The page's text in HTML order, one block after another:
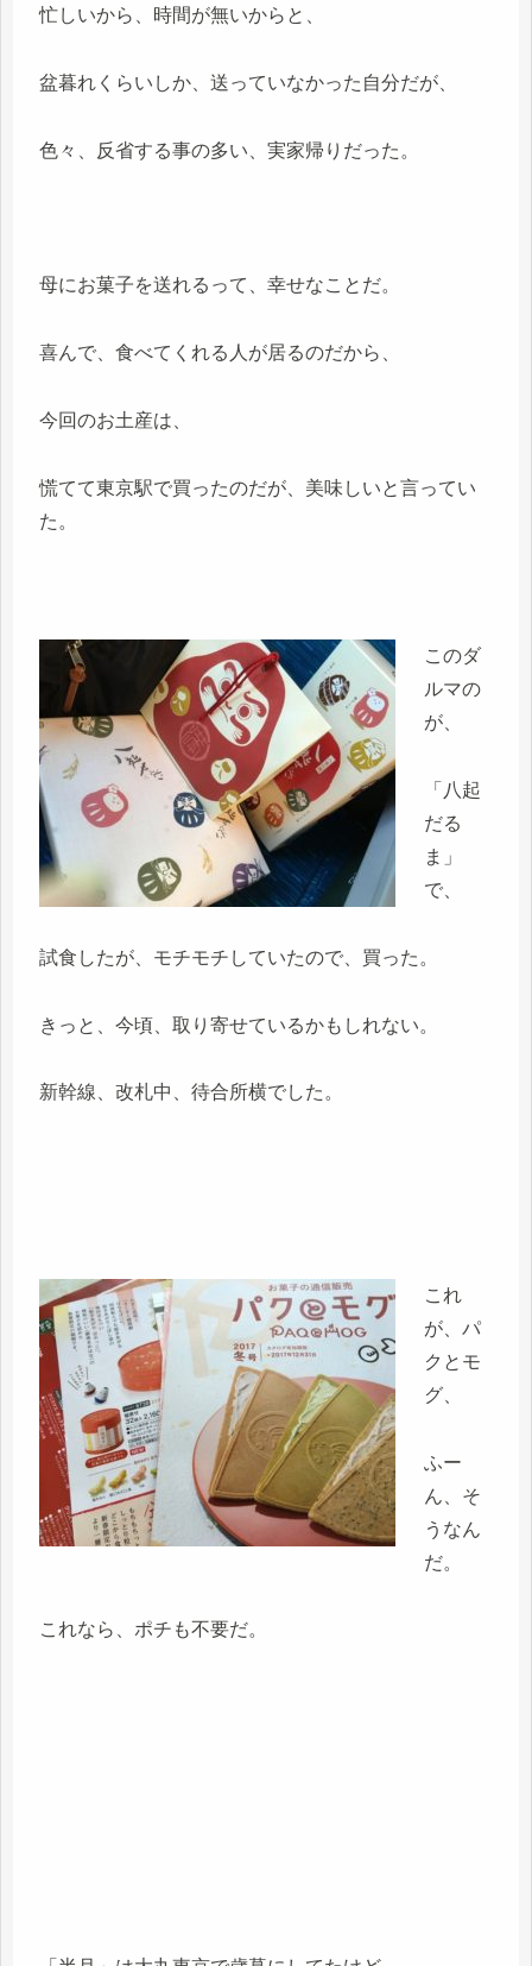
忙しいから、時間が無いからと、
盆暮れくらいしか、送っていなかった自分だが、
色々、反省する事の多い、実家帰りだった。
母にお菓子を送れるって、幸せなことだ。
喜んで、食べてくれる人が居るのだから、
今回のお土産は、
慌てて東京駅で買ったのだが、美味しいと言ってい
た。
このダ
ルマの
が、
「八起
だる
ま」
で、
試食したが、モチモチしていたので、買った。
きっと、今頃、取り寄せているかもしれない。
新幹線、改札中、待合所横でした。
これ
が、パ
クとモ
グ、
ふー
ん、そ
うなん
だ。
これなら、ポチも不要だ。